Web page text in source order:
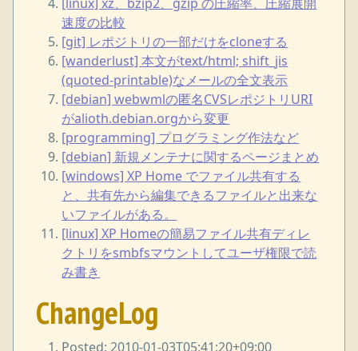
速度の比較
[git] レポジトリの一部だけをcloneする
[wanderlust] 本文がtext/html; shift_jis
(quoted-printable)なメールの全文表示
[debian] webwmlの匿名CVSレポジトリURI
がalioth.debian.orgから変更
[programming] プログラミング作法など
[debian] 新規メンテナに関するページまとめ
[windows] XP Home でファイル共有する
と、共有先から編集できるファイルと出来な
いファイルがある。
[linux] XP Homeの簡易ファイル共有ディレ
クトリをsmbfsマウントしてユーザ権限で読
み書き
ChangeLog
Posted: 2010-01-03T05:41:20+09:00